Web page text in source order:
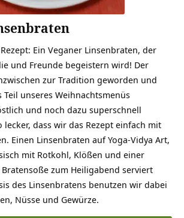
Ein Veganer Linsenbraten, der
und Freunde begeistern wird! Der
zur Tradition geworden und
Teil unseres Weihnachtsmenüs
und noch dazu superschnell
lecker, dass wir das Rezept einfach mit
Einen Linsenbraten auf Yoga-Vidya Art,
mit Rotkohl, Klößen und einer
zum Heiligabend serviert
des Linsenbratens benutzen wir dabei
Nüsse und Gewürze.